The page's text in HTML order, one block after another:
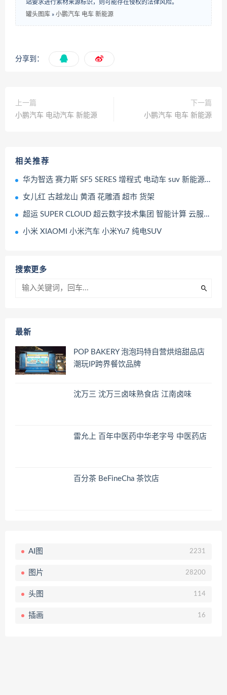
站要求进行素材来源标识，则可能存在侵权的法律风险。
罐头图库 » 小鹏汽车 电车 新能源
分享到：
上一篇
小鹏汽车 电动汽车 新能源
下一篇
小鹏汽车 电车 新能源
相关推荐
华为智选 赛力斯 SF5 SERES 增程式 电动车 suv 新能源 汽车 轿跑
女儿红 古越龙山 黄酒 花雕酒 超市 货架
超运 SUPER CLOUD 超云数字技术集团 智能计算 云服务企业 AI行业
小米 XIAOMI 小米汽车 小米Yu7 纯电SUV
搜索更多
最新
POP BAKERY 泡泡玛特自营烘焙甜品店
潮玩IP跨界餐饮品牌
沈万三 沈万三卤味熟食店 江南卤味
雷允上 百年中医药中华老字号 中医药店
百分茶 BeFineCha 茶饮店
AI图 2231
图片 28200
头图 114
插画 16